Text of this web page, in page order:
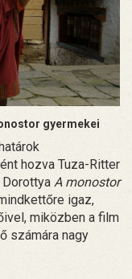
gyermekei
hozva Tuza-Ritter
A monostor
igaz,
miközben a film
számára nagy